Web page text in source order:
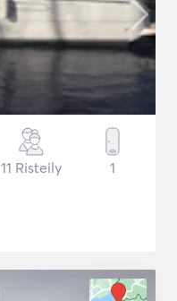
11 Risteily 1